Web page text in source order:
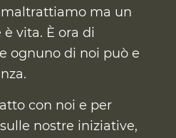
ma un
vita. È ora di
e ognuno di noi può e
con noi e per
nostre iniziative,